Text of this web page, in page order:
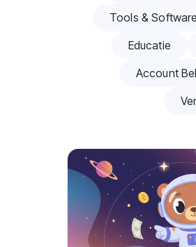
Tools & Software
Educatie
Account